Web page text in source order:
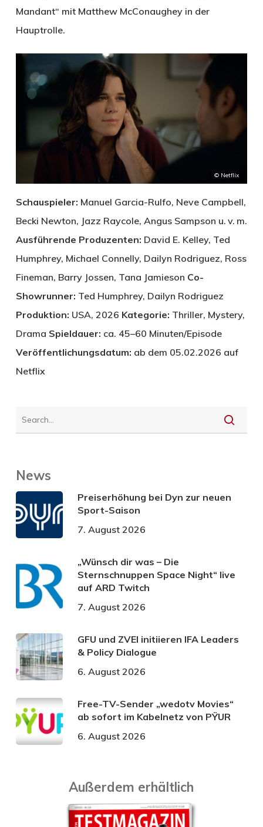
Mandant“ mit Matthew McConaughey in der
Hauptrolle.
© Netflix
Schauspieler: Manuel Garcia-Rulfo, Neve Campbell,
Becki Newton, Jazz Raycole, Angus Sampson u. v. m.
Ausführende Produzenten: David E. Kelley, Ted
Humphrey, Michael Connelly, Dailyn Rodriguez, Ross
Fineman, Barry Jossen, Tana Jamieson Co-
Showrunner: Ted Humphrey, Dailyn Rodriguez
Produktion: USA, 2026 Kategorie: Thriller, Mystery,
Drama Spieldauer: ca. 45–60 Minuten/Episode
Veröffentlichungsdatum: ab dem 05.02.2026 auf
Netflix
News
Preiserhöhung bei Dyn zur neuen
Sport-Saison
7. August 2026
„Wünsch dir was – Die
Sternschnuppen Space Night“ live
auf ARD Twitch
7. August 2026
GFU und ZVEI initiieren IFA Leaders
& Policy Dialogue
6. August 2026
Free-TV-Sender „wedotv Movies“
ab sofort im Kabelnetz von PŸUR
6. August 2026
Außerdem erhältlich